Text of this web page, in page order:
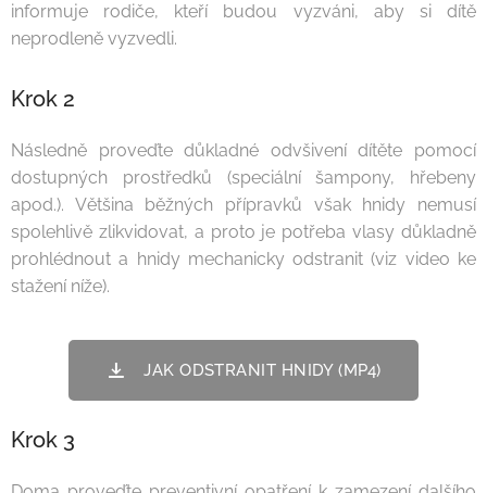
informuje rodiče, kteří budou vyzváni, aby si dítě
neprodleně vyzvedli.
Krok 2
Následně proveďte důkladné odvšivení dítěte pomocí
dostupných prostředků (speciální šampony, hřebeny
apod.). Většina běžných přípravků však hnidy nemusí
spolehlivě zlikvidovat, a proto je potřeba vlasy důkladně
prohlédnout a hnidy mechanicky odstranit (viz video ke
stažení níže).
JAK ODSTRANIT HNIDY (MP4)
Krok 3